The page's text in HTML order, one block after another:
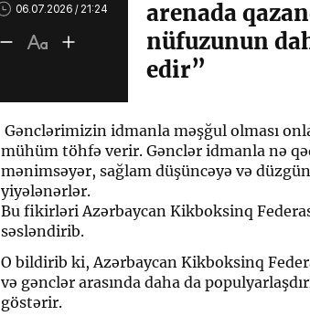
06.07.2026 / 21:24
arenada
nüfuzunun
edir”
Gənclərimizin idmanla məşğul olması
mühüm töhfə verir. Gənclər idmanla nə
mənimsəyər, sağlam düşüncəyə və
yiyələnərlər.
Bu fikirləri Azərbaycan Kikboksinq
səsləndirib.
O bildirib ki, Azərbaycan Kikboksinq
və gənclər arasında daha da
göstərir.